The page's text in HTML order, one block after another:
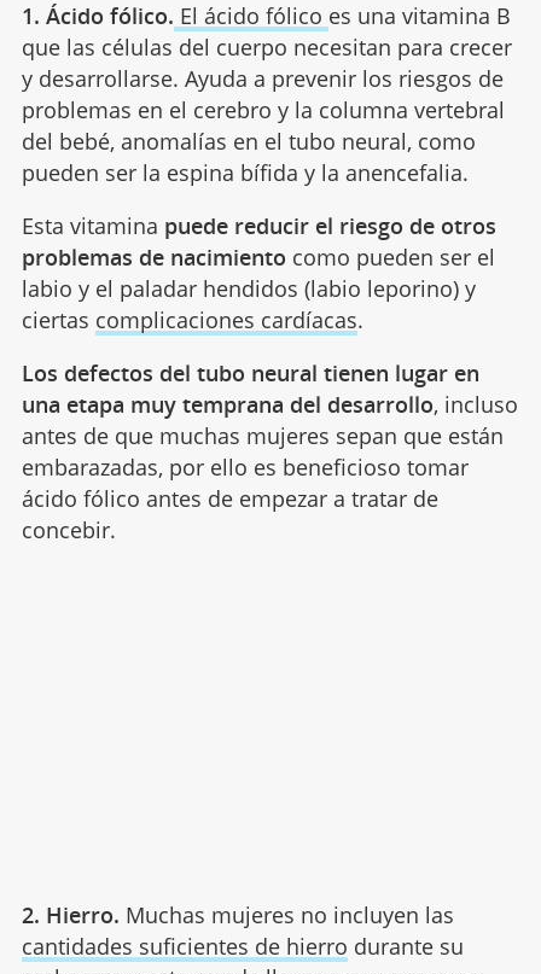
1. Ácido fólico. El ácido fólico es una vitamina B
que las células del cuerpo necesitan para crecer
y desarrollarse. Ayuda a prevenir los riesgos de
problemas en el cerebro y la columna vertebral
del bebé, anomalías en el tubo neural, como
pueden ser la espina bífida y la anencefalia.
Esta vitamina puede reducir el riesgo de otros
problemas de nacimiento como pueden ser el
labio y el paladar hendidos (labio leporino) y
ciertas complicaciones cardíacas.
Los defectos del tubo neural tienen lugar en
una etapa muy temprana del desarrollo, incluso
antes de que muchas mujeres sepan que están
embarazadas, por ello es beneficioso tomar
ácido fólico antes de empezar a tratar de
concebir.
2. Hierro. Muchas mujeres no incluyen las
cantidades suficientes de hierro durante su